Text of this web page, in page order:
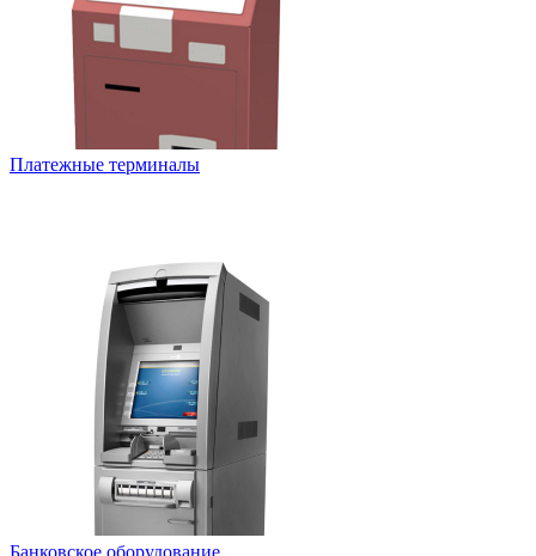
Платежные терминалы
Банковское оборудование